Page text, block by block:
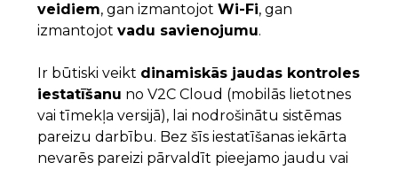
veidiem, gan izmantojot Wi-Fi, gan
izmantojot vadu savienojumu.
Ir būtiski veikt dinamiskās jaudas kontroles
iestatīšanu no V2C Cloud (mobilās lietotnes
vai tīmekļa versijā), lai nodrošinātu sistēmas
pareizu darbību. Bez šīs iestatīšanas iekārta
nevarēs pareizi pārvaldīt pieejamo jaudu vai